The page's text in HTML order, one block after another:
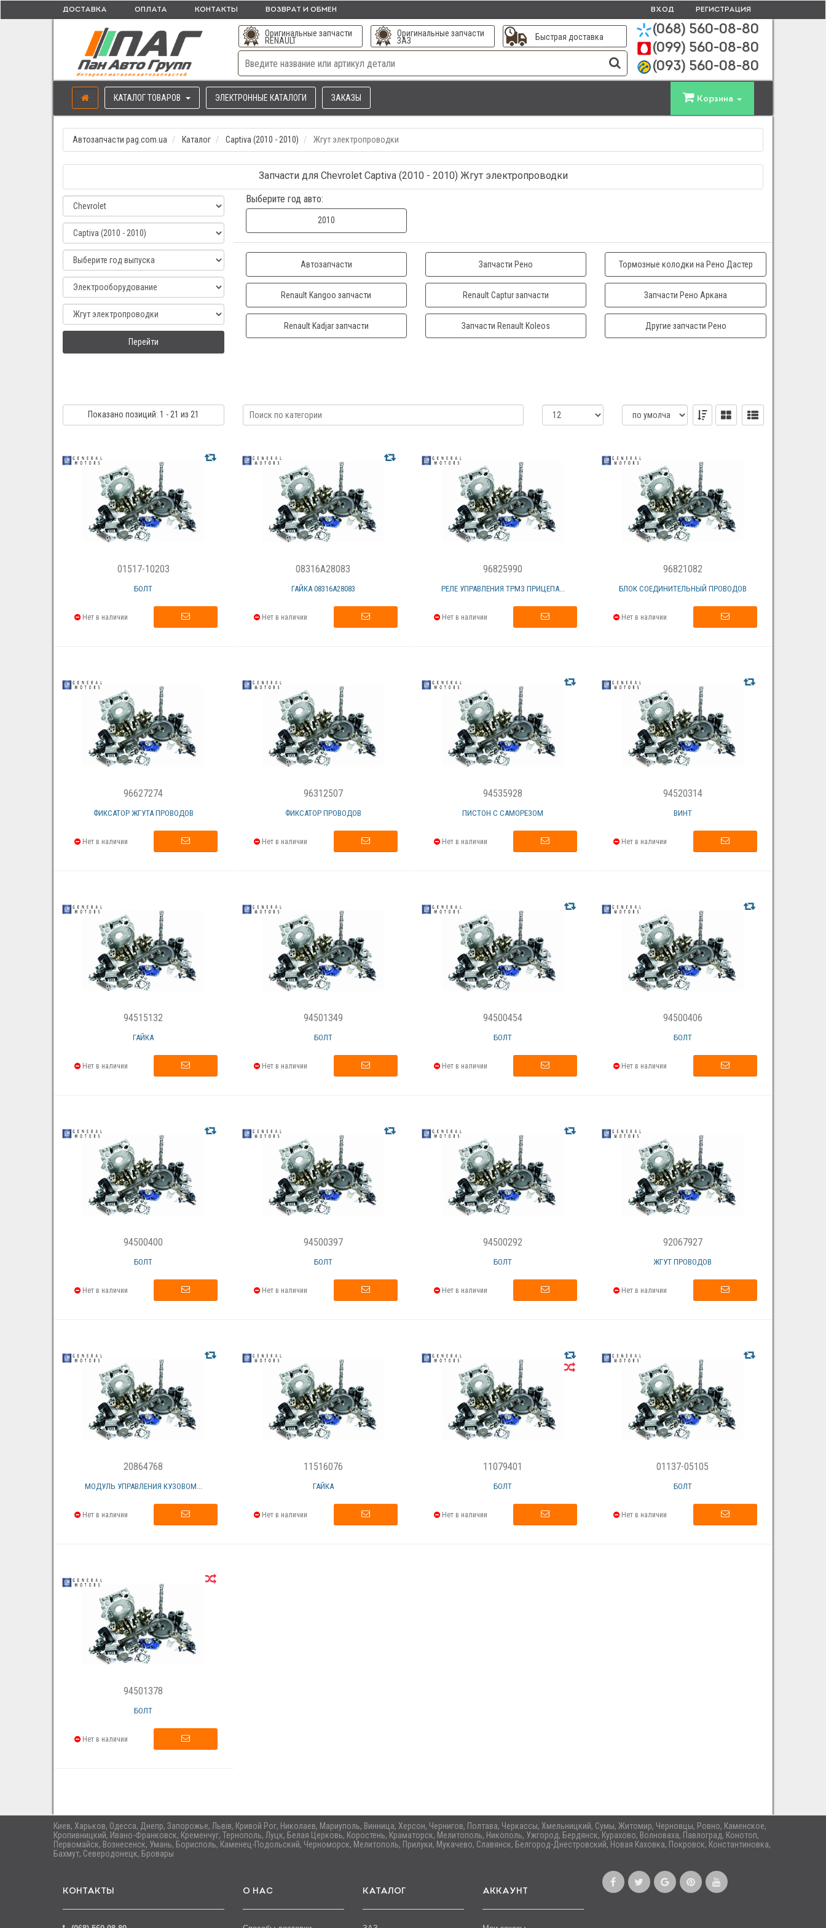
ДОСТАВКА ОПЛАТА КОНТАКТЫ ВОЗВРАТ И ОБМЕН ВХОД РЕГИСТРАЦИЯ
Оригинальные запчасти
RENAULT
Оригинальные запчасти
ЗАЗ Быстрая доставка (068) 560-08-80
(099) 560-08-80
(093) 560-08-80
КАТАЛОГ ТОВАРОВ ЭЛЕКТРОННЫЕ КАТАЛОГИ ЗАКАЗЫ Корзина
Автозапчасти pag.com.ua Каталог Captiva (2010 - 2010) Жгут электропроводки
Запчасти для Chevrolet Captiva (2010 - 2010) Жгут электропроводки
Перейти
Выберите год авто:
2010
Автозапчасти Запчасти Рено Тормозные колодки на Рено Дастер
Renault Kangoo запчасти Renault Captur запчасти Запчасти Рено Аркана
Renault Kadjar запчасти Запчасти Renault Koleos Другие запчасти Рено
Показано позиций: 1 - 21 из 21
01517-10203
БОЛТ
Нет в наличии
08316A28083
ГАЙКА 08316А28083
Нет в наличии
96825990
РЕЛЕ УПРАВЛЕНИЯ ТРМЗ ПРИЦЕПА...
Нет в наличии
96821082
БЛОК СОЕДИНИТЕЛЬНЫЙ ПРОВОДОВ
Нет в наличии
96627274
ФИКСАТОР ЖГУТА ПРОВОДОВ
Нет в наличии
96312507
ФИКСАТОР ПРОВОДОВ
Нет в наличии
94535928
ПИСТОН С САМОРЕЗОМ
Нет в наличии
94520314
ВИНТ
Нет в наличии
94515132
ГАЙКА
Нет в наличии
94501349
БОЛТ
Нет в наличии
94500454
БОЛТ
Нет в наличии
94500406
БОЛТ
Нет в наличии
94500400
БОЛТ
Нет в наличии
94500397
БОЛТ
Нет в наличии
94500292
БОЛТ
Нет в наличии
92067927
ЖГУТ ПРОВОДОВ
Нет в наличии
20864768
МОДУЛЬ УПРАВЛЕНИЯ КУЗОВОМ...
Нет в наличии
11516076
ГАЙКА
Нет в наличии
11079401
БОЛТ
Нет в наличии
01137-05105
БОЛТ
Нет в наличии
94501378
БОЛТ
Нет в наличии
Киев, Харьков, Одесса, Днепр, Запорожье, Львів, Кривой Рог, Николаев, Мариуполь, Винница, Херсон, Чернигов, Полтава, Черкассы, Хмельницкий, Сумы, Житомир, Черновцы, Ровно, Каменское,
Кропивницкий, Ивано-Франковск, Кременчуг, Тернополь, Луцк, Белая Церковь, Коростень, Краматорск, Мелитополь, Никополь, Ужгород, Бердянск, Курахово, Волноваха, Павлоград, Конотоп,
Первомайск, Вознесенск, Умань, Борисполь, Каменец-Подольский, Черноморск, Мелитополь, Прилуки, Мукачево, Славянск, Белгород-Днестровский, Новая Каховка, Покровск, Константиновка,
Бахмут, Северодонецк, Бровары
КОНТАКТЫ О НАС КАТАЛОГ АККАУНТ